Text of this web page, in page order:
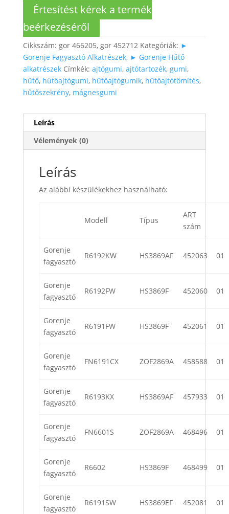
Értesítést kérek a termék
beérkezéséről
Cikkszám: gor 466205, gor 452712 Kategóriák: ►
Gorenje Fagyasztó Alkatrészek, ► Gorenje Hűtő
alkatrészek Címkék: ajtógumi, ajtótartozék, gumi,
hűtő, hűtőajtógumi, hűtőajtógumik, hűtőajtótömítés,
hűtőszekrény, mágnesgumi
Leírás
Vélemények (0)
Leírás
Az alábbi készülékekhez használható:
Modell Típus
ART
szám
Gorenje
fagyasztó
R6192KW HS3869AF 452063 01
Gorenje
fagyasztó
R6192FW HS3869F 452060 01
Gorenje
fagyasztó
R6191FW HS3869F 452061 01
Gorenje
fagyasztó
FN6191CX ZOF2869A 458588 01
Gorenje
fagyasztó
R6193KX HS3869AF 457933 01
Gorenje
fagyasztó
FN6601S ZOF2869A 468496 01
Gorenje
fagyasztó
R6602 HS3869F 468499 01
Gorenje
fagyasztó
R6191SW HS3869EF 452081 01